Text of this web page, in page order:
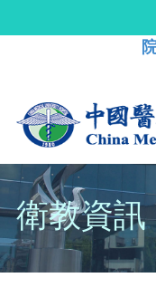
衛教資訊